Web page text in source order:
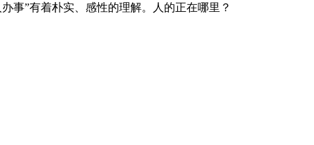
事”有着朴实、感性的理解。人的正在哪里？